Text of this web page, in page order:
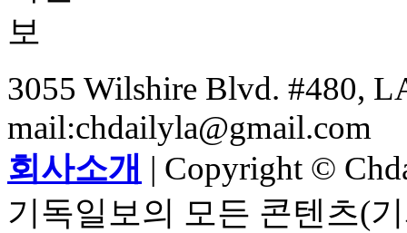
3055 Wilshire Blvd. #480,
mail:chdailyla@gmail.com
회사소개 | Copyright ©
기독일보의 모든 콘텐츠(